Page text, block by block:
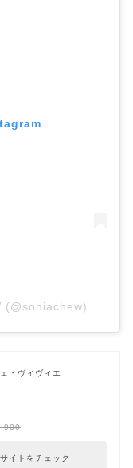
(@soniachew)
・ヴィヴィエ
イトをチェック